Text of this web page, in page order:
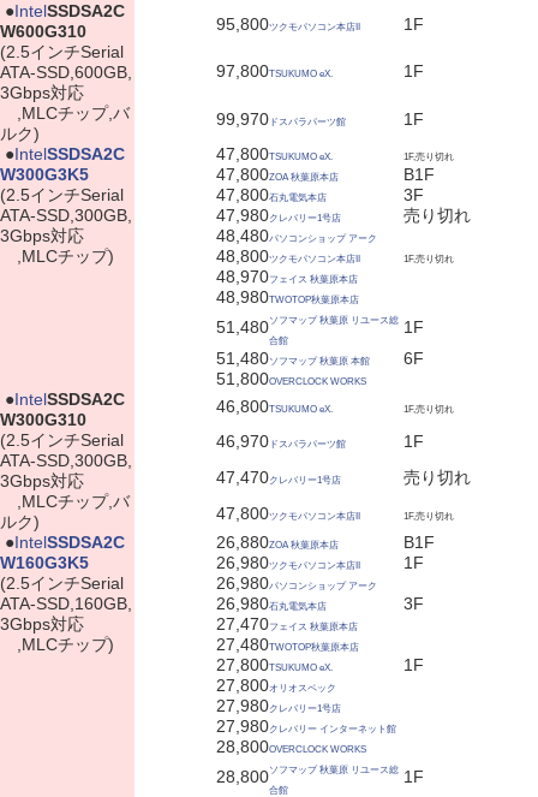
●IntelSSDSA2C
W600G310
(2.5インチSerial
ATA-SSD,600GB,
3Gbps対応
,MLCチップ,バ
ルク)
95,800ツクモパソコン本店II 1F
97,800TSUKUMO eX. 1F
99,970 ドスパラパーツ館
1F
●IntelSSDSA2C
W300G3K5
(2.5インチSerial
ATA-SSD,300GB,
3Gbps対応
,MLCチップ)
47,800TSUKUMO eX. 1F,売り切れ
47,800ZOA 秋葉原本店
B1F
47,800石丸電気本店
3F
47,980クレバリー1号店
売り切れ
48,480パソコンショップ アーク
48,800ツクモパソコン本店II 1F,売り切れ
48,970フェイス 秋葉原本店
48,980TWOTOP秋葉原本店
51,480ソフマップ 秋葉原 リユース総
合館
1F
51,480ソフマップ 秋葉原 本館
6F
51,800OVERCLOCK WORKS
●IntelSSDSA2C
W300G310
(2.5インチSerial
ATA-SSD,300GB,
3Gbps対応
,MLCチップ,バ
ルク)
46,800TSUKUMO eX. 1F,売り切れ
46,970 ドスパラパーツ館
1F
47,470クレバリー1号店
売り切れ
47,800ツクモパソコン本店II 1F,売り切れ
●IntelSSDSA2C
W160G3K5
(2.5インチSerial
ATA-SSD,160GB,
3Gbps対応
,MLCチップ)
26,880ZOA 秋葉原本店
B1F
26,980ツクモパソコン本店II
1F
26,980パソコンショップ アーク
26,980石丸電気本店
3F
27,470フェイス 秋葉原本店
27,480TWOTOP秋葉原本店
27,800TSUKUMO eX.
1F
27,800オリオスペック
27,980クレバリー1号店
27,980クレバリー インターネット館
28,800OVERCLOCK WORKS
28,800ソフマップ 秋葉原 リユース総
合館
1F